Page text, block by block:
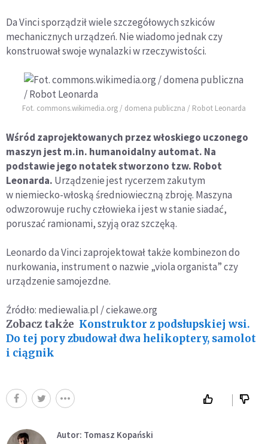
Da Vinci sporządził wiele szczegółowych szkiców
mechanicznych urządzeń. Nie wiadomo jednak czy
konstruował swoje wynalazki w rzeczywistości.
Fot. commons.wikimedia.org / domena publiczna / Robot Leonarda
Wśród zaprojektowanych przez włoskiego uczonego
maszyn jest m.in. humanoidalny automat. Na
podstawie jego notatek stworzono tzw. Robot
Leonarda. Urządzenie jest rycerzem zakutym
w niemiecko-włoską średniowieczną zbroję. Maszyna
odwzorowuje ruchy człowieka i jest w stanie siadać,
poruszać ramionami, szyją oraz szczęką.
Leonardo da Vinci zaprojektował także kombinezon do
nurkowania, instrument o nazwie „viola organista” czy
urządzenie samojezdne.
Źródło: mediewalia.pl / ciekawe.org
Zobacz także Konstruktor z podsłupskiej wsi.
Do tej pory zbudował dwa helikoptery, samolot
i ciągnik
Autor: Tomasz Kopański